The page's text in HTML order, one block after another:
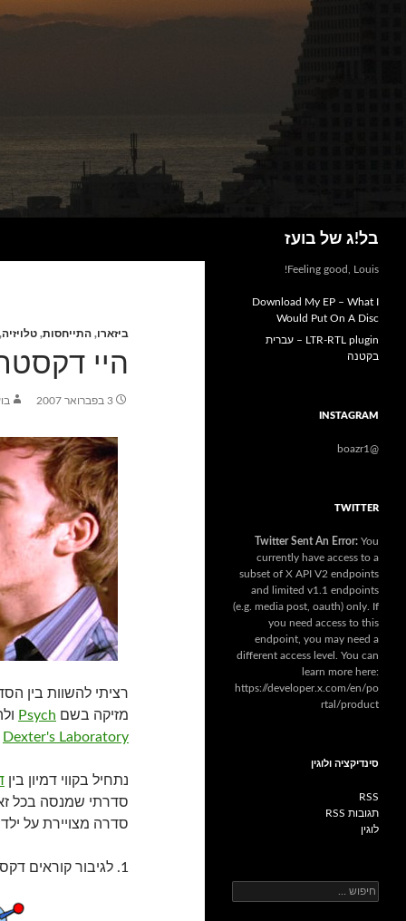
בל!ג של בועז
ביזארו, התייחסות, טלויזיה
היי
3 בפברואר 2007
רציתי להשוות בין
מזיקה בשם Psych
Dexter's Laboratory
נתחיל בקווי דמיון בין
סדרתי שמנסה בכל
סדרה מצויירת על
1. לגיבור קוראים דקסטר.
Feeling good, Louis!
Download My EP – What I
Would Put On A Disc
LTR-RTL plugin – עברית
בקטנה
INSTAGRAM
@boazr1
TWITTER
Twitter Sent An Error: You
currently have access to a
subset of X API V2 endpoints
and limited v1.1 endpoints
(e.g. media post, oauth) only. If
you need access to this
endpoint, you may need a
different access level. You can
learn more here:
https://developer.x.com/en/po
rtal/product
סינדיקציה ולוגין
RSS
תגובות RSS
לוגין
ח
י